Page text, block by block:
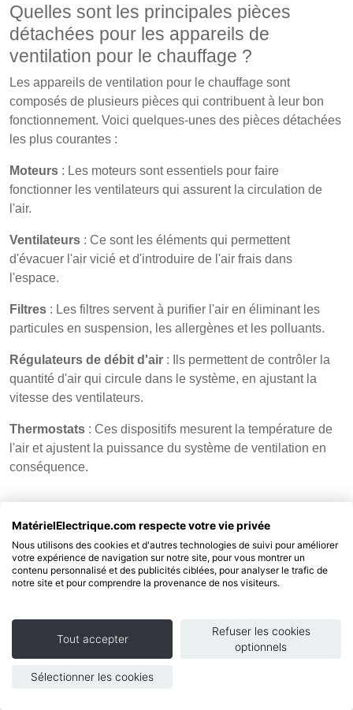
Quelles sont les principales pièces
détachées pour les appareils de
ventilation pour le chauffage ?
Les appareils de ventilation pour le chauffage sont
composés de plusieurs pièces qui contribuent à leur bon
fonctionnement. Voici quelques-unes des pièces détachées
les plus courantes :
Moteurs : Les moteurs sont essentiels pour faire
fonctionner les ventilateurs qui assurent la circulation de
l'air.
Ventilateurs : Ce sont les éléments qui permettent
d'évacuer l'air vicié et d'introduire de l'air frais dans
l'espace.
Filtres : Les filtres servent à purifier l'air en éliminant les
particules en suspension, les allergènes et les polluants.
Régulateurs de débit d'air : Ils permettent de contrôler la
quantité d'air qui circule dans le système, en ajustant la
vitesse des ventilateurs.
Thermostats : Ces dispositifs mesurent la température de
l'air et ajustent la puissance du système de ventilation en
conséquence.
Pourquoi est-il important de disposer de
ventilation pour le chauffage ?
Les pièces détachées pour les appareils de ventilation pour
le chauffage présentent plusieurs avantages :
MatérielElectrique.com respecte votre vie privée
Nous utilisons des cookies et d'autres technologies de suivi pour améliorer
votre expérience de navigation sur notre site, pour vous montrer un
contenu personnalisé et des publicités ciblées, pour analyser le trafic de
notre site et pour comprendre la provenance de nos visiteurs.
Tout accepter
Refuser les cookies
optionnels
Sélectionner les cookies